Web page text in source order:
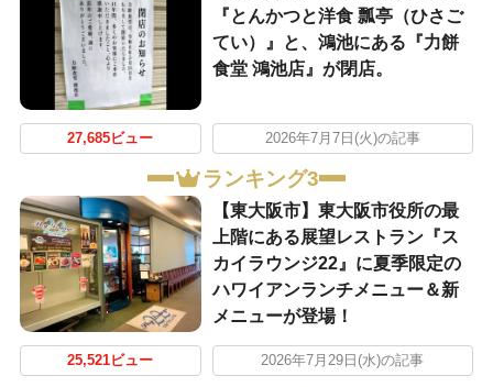
『とんかつと洋食 瓢亭（ひさご
てい）』と、鴻池にある『力餅
食堂 鴻池店』が閉店。
27,685ビュー 2026年7月7日(火)の記事
ランキング3
【東大阪市】東大阪市役所の最
上階にある展望レストラン『ス
カイラウンジ22』に夏季限定の
ハワイアンランチメニュー＆新
メニューが登場！
25,521ビュー 2026年7月29日(水)の記事